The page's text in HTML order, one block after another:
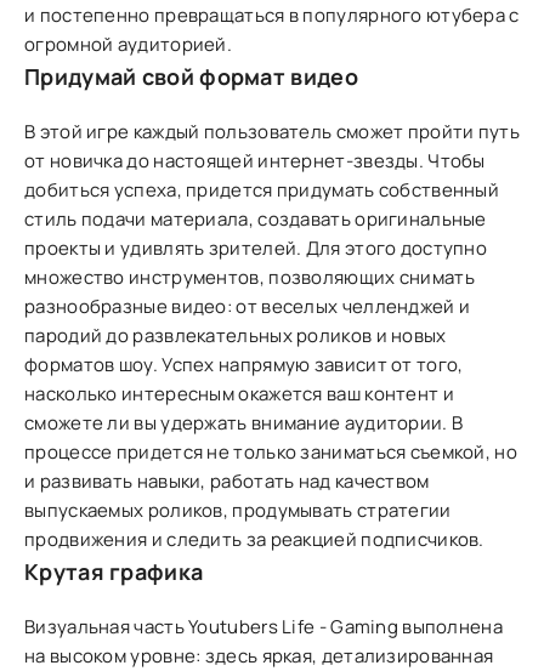
и постепенно превращаться в популярного ютубера с
огромной аудиторией.
Придумай свой формат видео
В этой игре каждый пользователь сможет пройти путь
от новичка до настоящей интернет-звезды. Чтобы
добиться успеха, придется придумать собственный
стиль подачи материала, создавать оригинальные
проекты и удивлять зрителей. Для этого доступно
множество инструментов, позволяющих снимать
разнообразные видео: от веселых челленджей и
пародий до развлекательных роликов и новых
форматов шоу. Успех напрямую зависит от того,
насколько интересным окажется ваш контент и
сможете ли вы удержать внимание аудитории. В
процессе придется не только заниматься съемкой, но
и развивать навыки, работать над качеством
выпускаемых роликов, продумывать стратегии
продвижения и следить за реакцией подписчиков.
Крутая графика
Визуальная часть Youtubers Life - Gaming выполнена
на высоком уровне: здесь яркая, детализированная